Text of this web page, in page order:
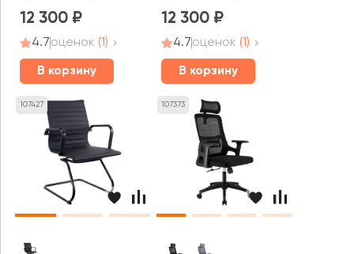
12 300
4.7оценок (1)
В корзину
12 300
4.7оценок (1)
В корзину
107427 107373